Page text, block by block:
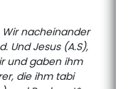
nacheinander
Und Jesus (A.S),
und gaben ihm
die ihm tabi